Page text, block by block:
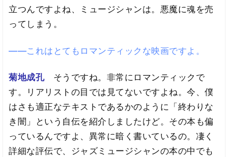
立つんですよね、ミュージシャンは。悪魔に魂を売
ってしまう。
――これはとてもロマンティックな映画ですよ。
菊地成孔 そうですね。非常にロマンティックで
す。リアリストの目では見てないですよね。今、僕
はさも適正なテキストであるかのように「終わりな
き闇」という自伝を紹介しましたけど。その本も偏
っているんですよ、異常に暗く書いているの。凄く
詳細な評伝で、ジャズミュージシャンの本の中でも